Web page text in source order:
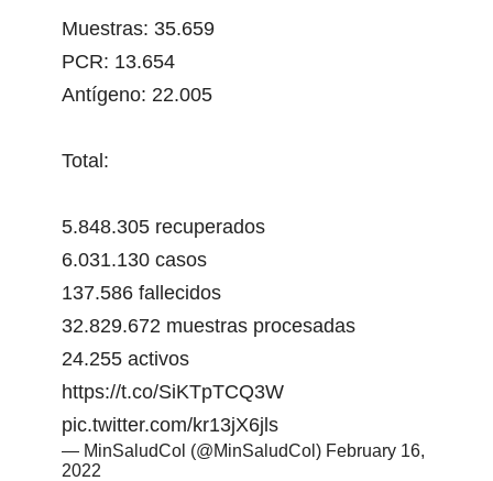
Muestras: 35.659
PCR: 13.654
Antígeno: 22.005
Total:
5.848.305 recuperados
6.031.130 casos
137.586 fallecidos
32.829.672 muestras procesadas
24.255 activos
https://t.co/SiKTpTCQ3W
pic.twitter.com/kr13jX6jls
— MinSaludCol (@MinSaludCol) February 16,
2022